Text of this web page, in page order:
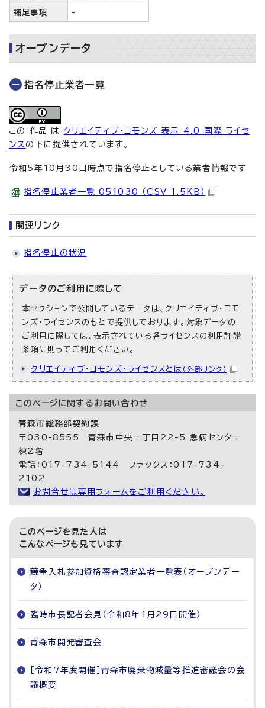
補足事項 -
オープンデータ
指名停止業者一覧
この 作品 は クリエイティブ・コモンズ 表示 4.0 国際 ライセ
ンスの下に提供されています。
令和5年10月30日時点で指名停止としている業者情報です
指名停止業者一覧_051030 （CSV 1.5KB）
関連リンク
指名停止の状況
データのご利用に際して
本セクションで公開しているデータは、クリエイティブ・コモ
ンズ・ライセンスのもとで提供しております。対象データの
ご利用に際しては、表示されている各ライセンスの利用許諾
条項に則ってご利用ください。
クリエイティブ・コモンズ・ライセンスとは （外部リンク）
このページに関する お問い合わせ
青森市総務部契約課
〒030-8555 青森市中央一丁目22-5 急病センター
棟2階
電話：017-734-5144 ファックス：017-734-
2102
お問合せは専用フォームをご利用ください。
このページを見た人は
こんなページも見ています
競争入札参加資格審査認定業者一覧表（オープンデー
タ）
臨時市長記者会見（令和8年1月29日開催）
青森市開発審査会
［令和7年度開催］青森市廃棄物減量等推進審議会の会
議概要